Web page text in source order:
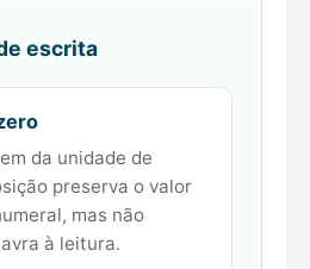
escrita
da unidade de
preserva o valor
mas não
à leitura.